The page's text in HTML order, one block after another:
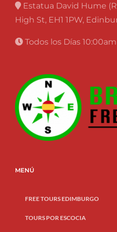
Estatua David Hume
High St, EH1 1PW,
Todos los Días
MENÚ
FREE TOURS EDIMBURGO
TOURS POR ESCOCIA